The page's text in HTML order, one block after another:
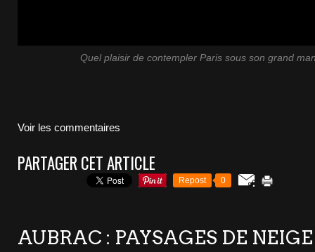
Quel plaisir de contempler Paris sous son grand
Voir les commentaires
PARTAGER CET ARTICLE
Repost 0
AUBRAC : PAYSAGES DE NEIGE